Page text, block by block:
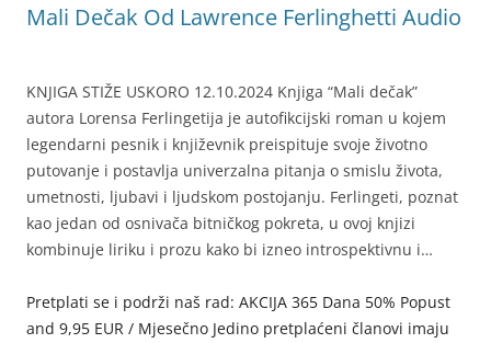
Mali Dečak Od Lawrence Ferlinghetti Audio
KNJIGA STIŽE USKORO 12.10.2024 Knjiga “Mali dečak”
autora Lorensa Ferlingetija je autofikcijski roman u kojem
legendarni pesnik i književnik preispituje svoje životno
putovanje i postavlja univerzalna pitanja o smislu života,
umetnosti, ljubavi i ljudskom postojanju. Ferlingeti, poznat
kao jedan od osnivača bitničkog pokreta, u ovoj knjizi
kombinuje liriku i prozu kako bi izneo introspektivnu i…
Pretplati se i podrži naš rad: AKCIJA 365 Dana 50% Popust
and 9,95 EUR / Mjesečno Jedino pretplaćeni članovi imaju